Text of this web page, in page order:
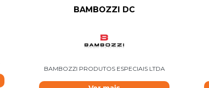
BAMBOZZI DC
BAMBOZZI PRODUTOS ESPECIAIS LTDA